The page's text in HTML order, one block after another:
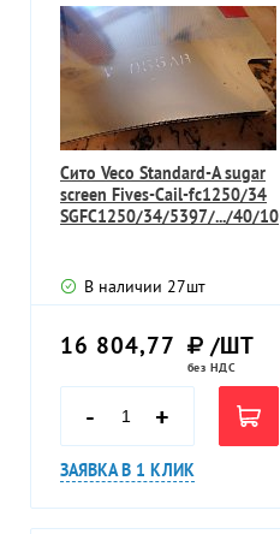
Сито Veco Standard-A sugar
screen Fives-Cail-fc1250/34
SGFC1250/34/5397/.../40/10
В наличии 27шт
16 804,77 /ШТ
без НДС
- +
ЗАЯВКА В 1 КЛИК